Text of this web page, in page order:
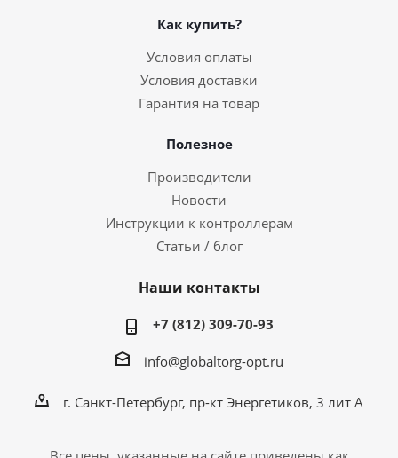
Как купить?
Условия оплаты
Условия доставки
Гарантия на товар
Полезное
Производители
Новости
Инструкции к контроллерам
Статьи / блог
Наши контакты
+7 (812) 309-70-93
info@globaltorg-opt.ru
г. Санкт-Петербург, пр-кт Энергетиков, 3 лит А